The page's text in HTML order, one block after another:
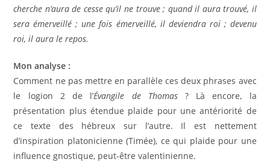
cherche n’aura de cesse qu’il ne trouve ; quand il aura trouvé, il
sera émerveillé ; une fois émerveillé, il deviendra roi ; devenu
roi, il aura le repos.
Mon analyse :
Comment ne pas mettre en parallèle ces deux phrases avec
le logion 2 de l’Évangile de Thomas? Là encore, la
présentation plus étendue plaide pour une antériorité de
ce texte des hébreux sur l’autre. Il est nettement
d’inspiration platonicienne (Timée), ce qui plaide pour une
influence gnostique, peut-être valentinienne.